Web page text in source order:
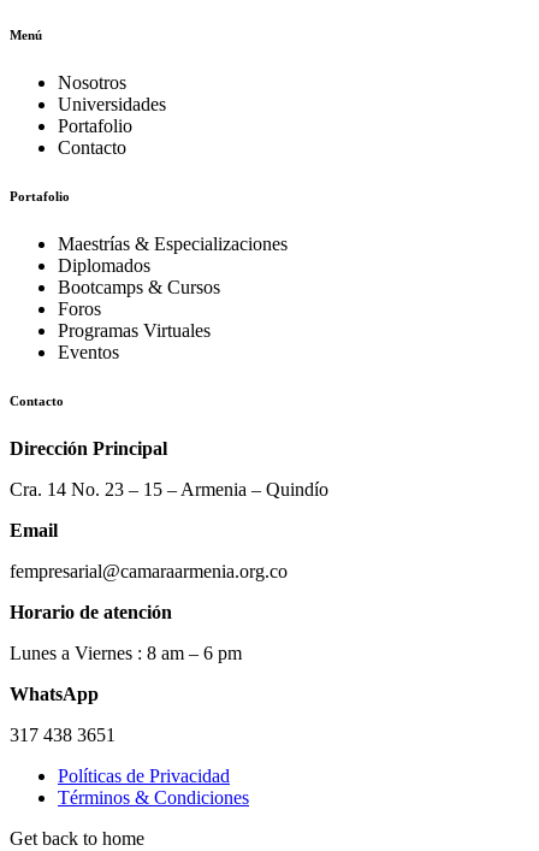
Menú
Nosotros
Universidades
Portafolio
Contacto
Portafolio
Maestrías & Especializaciones
Diplomados
Bootcamps & Cursos
Foros
Programas Virtuales
Eventos
Contacto
Dirección Principal
Cra. 14 No. 23 – 15 – Armenia – Quindío
Email
fempresarial@camaraarmenia.org.co
Horario de atención
Lunes a Viernes : 8 am – 6 pm
WhatsApp
317 438 3651
Políticas de Privacidad
Términos & Condiciones
Get back to home